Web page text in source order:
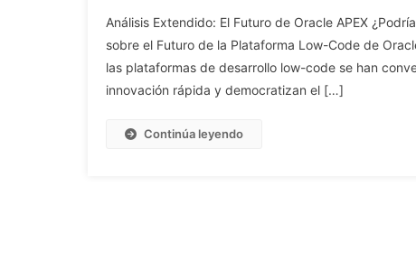
Análisis Extendido: El Futuro de Oracle APEX
sobre el Futuro de la Plataforma Low-Code de
las plataformas de desarrollo low-code se han
innovación rápida y democratizan el […]
Continúa leyendo